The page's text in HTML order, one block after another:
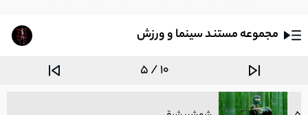
مجموعه مستند سینما و ورزش
5 / 10